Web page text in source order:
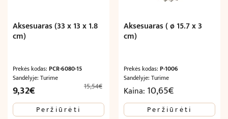
Aksesuaras (33 x 13 x 1.8
cm)
Prekės kodas: PCR-6080-15
Sandėlyje: Turime
15,54€
Original
price
was:
9,32€
price
is:
Peržiūrėti
Aksesuaras ( ø 15.7 x 3
cm)
Prekės kodas:P-1006
Sandėlyje: Turime
Kaina: 10,65€
Peržiūrėti